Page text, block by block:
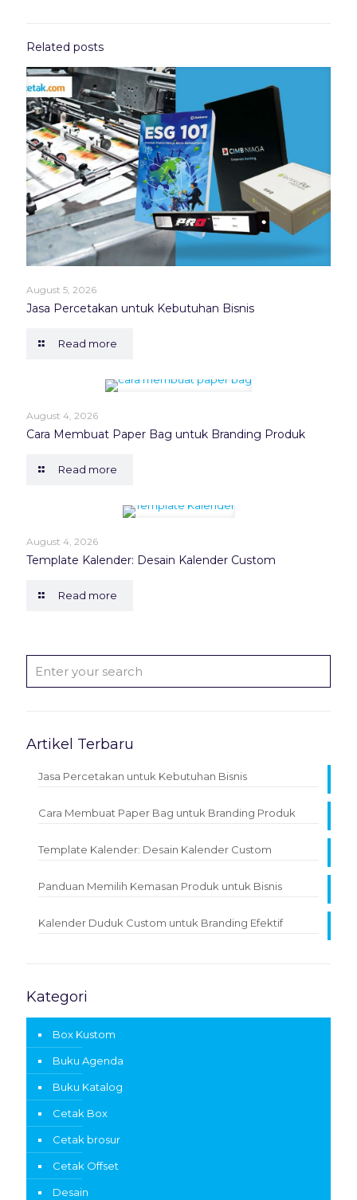
Related posts
August 5, 2026
Jasa Percetakan untuk Kebutuhan Bisnis
Read more
August 4, 2026
Cara Membuat Paper Bag untuk Branding Produk
Read more
August 4, 2026
Template Kalender: Desain Kalender Custom
Read more
Artikel Terbaru
Jasa Percetakan untuk Kebutuhan Bisnis
Cara Membuat Paper Bag untuk Branding Produk
Template Kalender: Desain Kalender Custom
Panduan Memilih Kemasan Produk untuk Bisnis
Kalender Duduk Custom untuk Branding Efektif
Kategori
Box Kustom
Buku Agenda
Buku Katalog
Cetak Box
Cetak brosur
Cetak Offset
Desain